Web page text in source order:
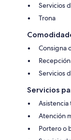
Servicios
Trona
Consigna
Servicios
Servicios
Asistencia
Atención
Portero o